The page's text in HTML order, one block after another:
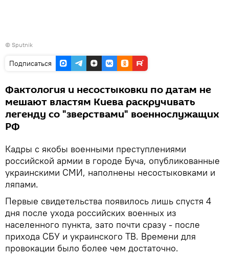
© Sputnik
Подписаться
Фактология и несостыковки по датам не
мешают властям Киева раскручивать
легенду со "зверствами" военнослужащих
РФ
Кадры с якобы военными преступлениями
российской армии в городе Буча, опубликованные
украинскими СМИ, наполнены несостыковками и
ляпами.
Первые свидетельства появилось лишь спустя 4
дня после ухода российских военных из
населенного пункта, зато почти сразу - после
прихода СБУ и украинского ТВ. Времени для
провокации было более чем достаточно.